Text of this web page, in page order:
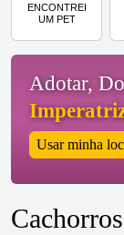
ENCONTREI
UM PET
Adotar,
Usar minha